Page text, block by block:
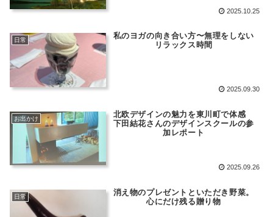
2025.10.25
日常
私のヨガの向き合い方〜無理をしない
リラックス時間
2025.09.30
お出かけ
北欧デザインの魅力を東川町で体感
下田結花さんのデザインスクールの参
加レポート
2025.09.26
日常
消え物のプレゼントといただき野菜。
心にだけ残る贈り物